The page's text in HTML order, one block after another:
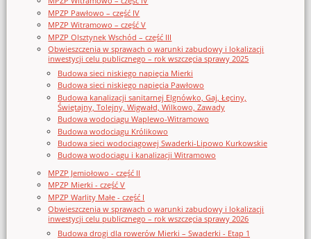
MPZP Pawłowo – część IV
MPZP Witramowo – część V
MPZP Olsztynek Wschód – część III
Obwieszczenia w sprawach o warunki zabudowy i lokalizacji
inwestycji celu publicznego – rok wszczęcia sprawy 2025
Budowa sieci niskiego napięcia Mierki
Budowa sieci niskiego napięcia Pawłowo
Budowa kanalizacji sanitarnej Elgnówko, Gaj, Łęciny,
Świętajny, Tolejny, Wigwałd, Wilkowo, Zawady
Budowa wodociągu Waplewo-Witramowo
Budowa wodociągu Królikowo
Budowa sieci wodociągowej Swaderki-Lipowo Kurkowskie
Budowa wodociągu i kanalizacji Witramowo
MPZP Jemiołowo - część II
MPZP Mierki - część V
MPZP Warlity Małe - część I
Obwieszczenia w sprawach o warunki zabudowy i lokalizacji
inwestycji celu publicznego – rok wszczęcia sprawy 2026
Budowa drogi dla rowerów Mierki – Swaderki - Etap 1